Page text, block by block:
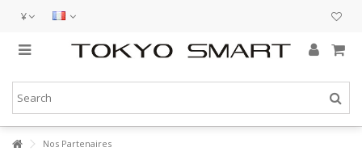
¥
Nos Partenaires